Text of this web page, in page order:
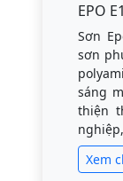
EPO
Sơn
sơn
sáng
thiện
Xem